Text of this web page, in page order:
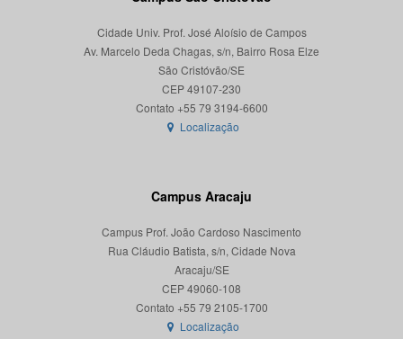
Cidade Univ. Prof. José Aloísio de Campos
Av. Marcelo Deda Chagas, s/n, Bairro Rosa Elze
São Cristóvão/SE
CEP 49107-230
Localização
Campus Aracaju
Campus Prof. João Cardoso Nascimento
Rua Cláudio Batista, s/n, Cidade Nova
Aracaju/SE
CEP 49060-108
Localização